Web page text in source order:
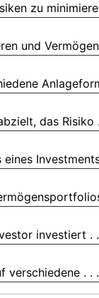
zu
und
das Risiko
investiert .
verschiedene . . .